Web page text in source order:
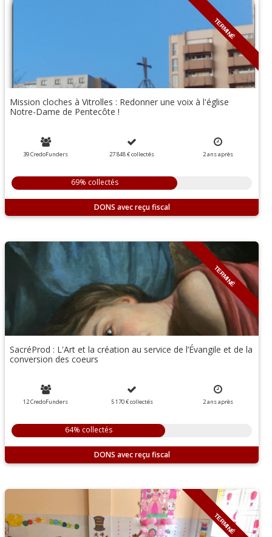
TERMINÉ
Mission cloches à Vitrolles : Redonner une voix à l'église
Notre-Dame de Pentecôte !
39 CredoFunders 27 848 €collectés 2ansaprès
69% collectés
DONS
TERMINÉ
SacréProd : L'Art et la création au service de l’Évangile et de la
conversion des coeurs
12 CredoFunders 5 170 €collectés 2ansaprès
64% collectés
DONS
TERMINÉ